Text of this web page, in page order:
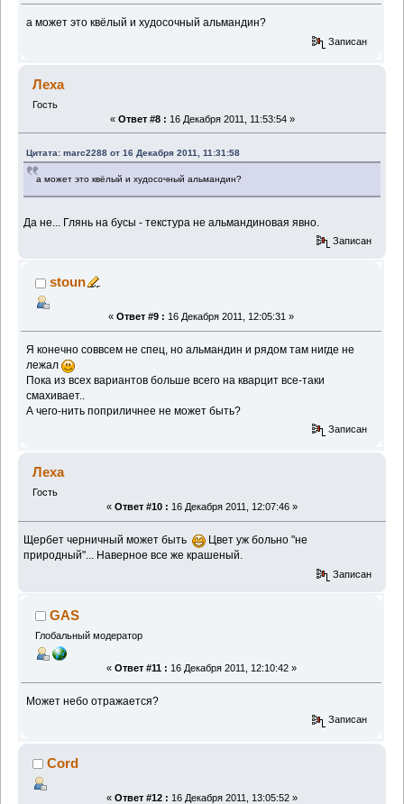
а может это квёлый и худосочный альмандин?
Записан
Леха
Гость
« Ответ #8 : 16 Декабря 2011, 11:53:54 »
Цитата: marc2288 от 16 Декабря 2011, 11:31:58
а может это квёлый и худосочный альмандин?
Да не... Глянь на бусы - текстура не альмандиновая явно.
Записан
stoun
« Ответ #9 : 16 Декабря 2011, 12:05:31 »
Я конечно соввсем не спец, но альмандин и рядом там нигде не
лежал
Пока из всех вариантов больше всего на кварцит все-таки
смахивает..
А чего-нить поприличнее не может быть?
Записан
Леха
Гость
« Ответ #10 : 16 Декабря 2011, 12:07:46 »
Щербет черничный может быть
Цвет уж больно "не
природный"... Наверное все же крашеный.
Записан
GAS
Глобальный модератор
« Ответ #11 : 16 Декабря 2011, 12:10:42 »
Может небо отражается?
Записан
Cord
« Ответ #12 : 16 Декабря 2011, 13:05:52 »